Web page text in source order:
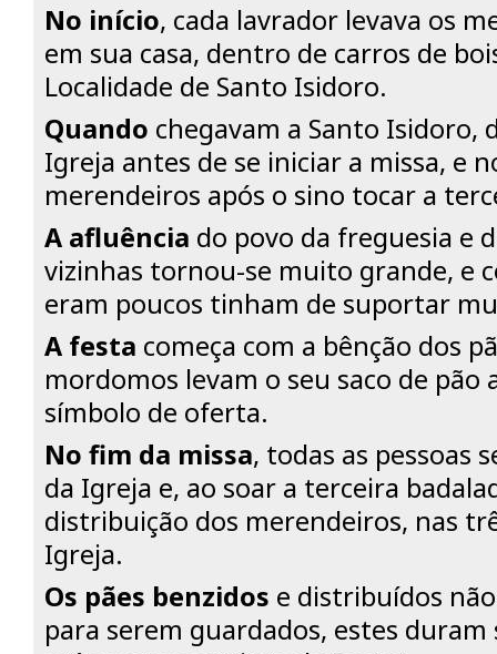
No início, cada lavrador levava os
em sua casa, dentro de carros de
Localidade de Santo Isidoro.
Quando chegavam a Santo Isidoro,
Igreja antes de se iniciar a missa, e
merendeiros após o sino tocar a
A afluência do povo da freguesia e
vizinhas tornou-se muito grande, e
eram poucos tinham de suportar
A festa começa com a bênção dos
mordomos levam o seu saco de pão
símbolo de oferta.
No fim da missa, todas as pessoas
da Igreja e, ao soar a terceira
distribuição dos merendeiros, nas
Igreja.
Os pães benzidos e distribuídos
para serem guardados, estes